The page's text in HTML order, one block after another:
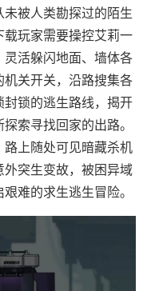
被人类勘探过的陌生
玩家需要操控艾莉一
活躲闪地面、墙体各
关开关，沿路搜集各
锁的逃生路线，揭开
索寻找回家的出路。
上随处可见暗藏杀机
突生变故，被困异域
难的求生逃生冒险。